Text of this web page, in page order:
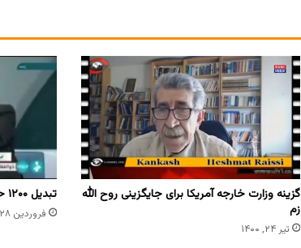
گزینه وزارت خارجه آمریکا برای جایگزینی روح الله
زم
تیر ۲۴, ۱۴۰۰
تبدیل ۱۲۰۰ حساب شهرداری تهران به یک حساب
فروردین ۲۸, ۱۴۰۱